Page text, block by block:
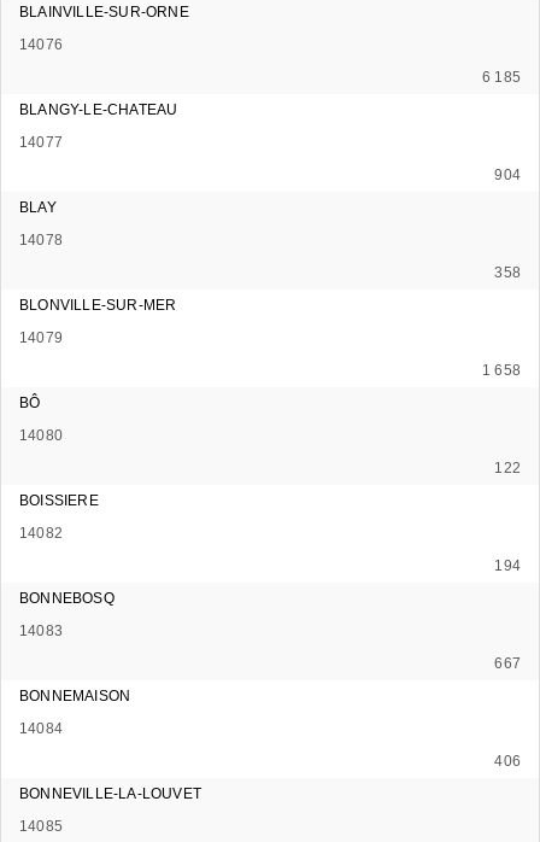
BLAINVILLE-SUR-ORNE
14076
6 185
BLANGY-LE-CHATEAU
14077
904
BLAY
14078
358
BLONVILLE-SUR-MER
14079
1 658
BÔ
14080
122
BOISSIERE
14082
194
BONNEBOSQ
14083
667
BONNEMAISON
14084
406
BONNEVILLE-LA-LOUVET
14085